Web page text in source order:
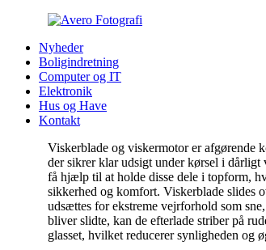
Nyheder
Boligindretning
Computer og IT
Elektronik
Hus og Have
Kontakt
Viskerblade og viskermotor er afgørende
der sikrer klar udsigt under kørsel i dårligt
få hjælp til at holde disse dele i topform,
sikkerhed og komfort. Viskerblade slides
udsættes for ekstreme vejrforhold som
bliver slidte, kan de efterlade striber på
glasset, hvilket reducerer synligheden og